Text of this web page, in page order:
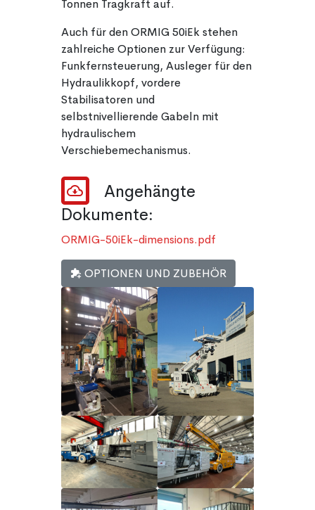
Tonnen Tragkraft auf.
Auch für den ORMIG 50iEk stehen
zahlreiche Optionen zur Verfügung:
Funkfernsteuerung, Ausleger für den
Hydraulikkopf, vordere
Stabilisatoren und
selbstnivellierende Gabeln mit
hydraulischem
Verschiebemechanismus.
Angehängte
Dokumente:
ORMIG-50iEk-dimensions.pdf
OPTIONEN UND ZUBEHÖR